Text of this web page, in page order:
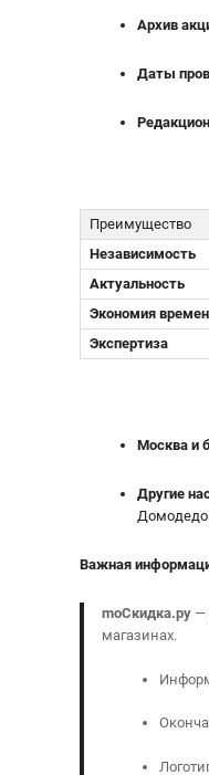
Архив
Даты
Преимущество
Независимость
Актуальность
Экономия
Экспертиза
Москва и
Другие
Важная
moСкидка.ру —
магазинах.